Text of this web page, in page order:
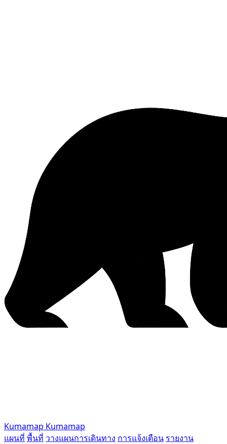
Kumamap Kumamap
แผนที่ พื้นที่ วางแผนการเดินทาง การแจ้งเตือน รายงาน